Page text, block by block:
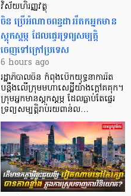
វិស័យហិរញ្ញវត្ថុ
ចិន ប្រើ​អំណាចពន្ធដាររឹតកអ្នកមាន
ស្ដុកស្ដម្ភ ដែលផ្ទេរទ្រព្យសម្បត្តិ
ចេញទៅក្រៅប្រទេស
6 hours ago
រដ្ឋាភិបាលចិន កំពុងបើកយុទ្ធនាការរឹត
បន្តឹងលើក្រុមមហាសេដ្ឋី​យ៉ាង​ក្ដៅគគុក។
​ក្រុមអ្នកមានស្ដុកស្ដម្ភ ដែល​ធ្លាប់​តែផ្ទេរ
ទ្រព្យសម្បត្តិរាប់រយពាន់ល…